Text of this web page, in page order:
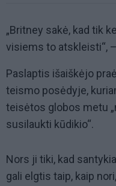
„Britney sakė, kad tik
visiems to atskleisti“,
Paslaptis išaiškėjo
teismo posėdyje,
teisėtos globos metu
susilaukti kūdikio“.
Nors ji tiki, kad
gali elgtis taip, kaip